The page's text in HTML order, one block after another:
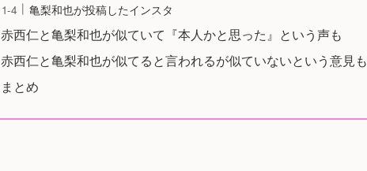
亀梨和也が投稿したインスタ
赤西仁と亀梨和也が似ていて『本人かと思った』という声も
赤西仁と亀梨和也が似てると言われるが似ていないという意見も
まとめ